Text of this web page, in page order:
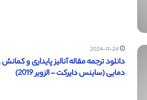
2024-11-24
دانلود ترجمه مقاله آنالیز پایداری و
دمایی (ساینس دایرکت – الزویر 2019)